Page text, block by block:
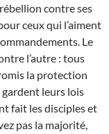
contre ses
ceux qui l’aiment
Le
l’autre : tous
la protection
leurs lois
fait les disciples et
pas la majorité,